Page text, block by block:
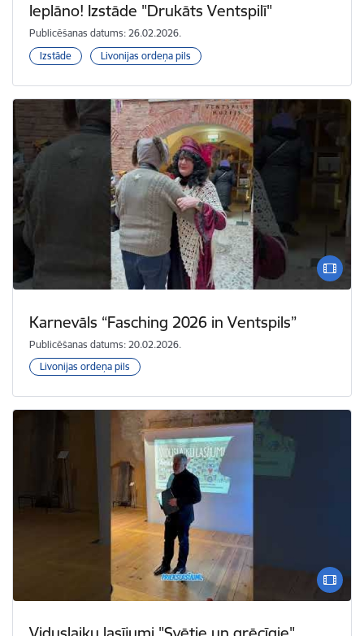
Ieplāno! Izstāde "Drukāts Ventspilī"
Publicēšanas datums: 26.02.2026.
Izstāde
Livonijas ordeņa pils
Karnevāls “Fasching 2026 in Ventspils”
Publicēšanas datums: 20.02.2026.
Livonijas ordeņa pils